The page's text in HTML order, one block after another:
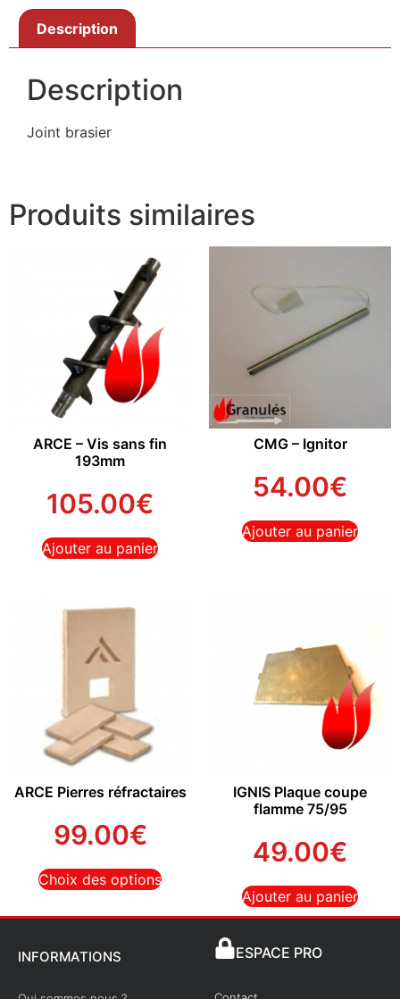
Description
Description
Joint brasier
Produits similaires
ARCE – Vis sans fin
193mm
105.00€
Ajouter au panier
CMG – Ignitor
54.00€
Ajouter au panier
ARCE Pierres réfractaires
99.00€
Choix des options
IGNIS Plaque coupe
flamme 75/95
49.00€
Ajouter au panier
INFORMATIONS ESPACE PRO